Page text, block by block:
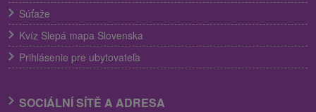
Súťaže
Kvíz Slepá mapa Slovenska
Prihlásenie pre ubytovateľa
SOCIÁLNÍ SÍTĚ A ADRESA